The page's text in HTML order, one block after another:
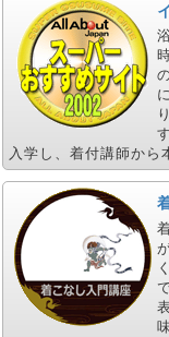
入学し、着付講師から